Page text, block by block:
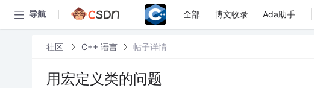
导航 全部 博文收录 Ada助手
社区 C++ 语言 帖子详情
用宏定义类的问题